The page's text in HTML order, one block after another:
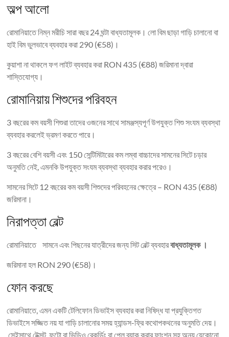
অল্প আলো
রোমানিয়াতে নিম্ন মরীচি সারা বছর 24 ঘন্টা বাধ্যতামূলক। লো বিম ছাড়া গাড়ি চালানো বা
হাই বিম ভুলভাবে ব্যবহার করা 290 (€58)।
কুয়াশা না থাকলে ফগ লাইট ব্যবহার করা RON 435 (€88) জরিমানা দ্বারা
শাস্তিযোগ্য।
রোমানিয়ায় শিশুদের পরিবহন
3 বছরের কম বয়সী শিশুরা তাদের ওজনের সাথে সামঞ্জস্যপূর্ণ উপযুক্ত শিশু সংযম ব্যবস্থা
ব্যবহার করলেই ভ্রমণ করতে পারে।
3 বছরের বেশি বয়সী এবং 150 সেন্টিমিটারের কম লম্বা বাচ্চাদের সামনের সিটে চড়ার
অনুমতি নেই, এমনকি উপযুক্ত সংযম ব্যবস্থা ব্যবহার করার পরেও।
সামনের সিটে 12 বছরের কম বয়সী শিশুদের পরিবহনের ক্ষেত্রে – RON 435 (€88)
জরিমানা।
নিরাপত্তা বেল্ট
রোমানিয়াতে সামনে এবং পিছনের যাত্রীদের জন্য সিট বেল্ট ব্যবহারবাধ্যতামূলক ।
জরিমানা হল RON 290 (€58)।
ফোন করছে
রোমানিয়াতে, এমন একটি টেলিফোন ডিভাইস ব্যবহার করা নিষিদ্ধ যা প্রযুক্তিগত
ডিভাইসে সজ্জিত নয় যা গাড়ি চালানোর সময় হ্যান্ডস-ফ্রি কথোপকথনের অনুমতি দেয়।
সেইসাথে টেক্সট, ফটো বা ভিডিও রেকর্ডিং বা প্লে ব্যাক করার ফাংশন সহ অন্য যেকোনো